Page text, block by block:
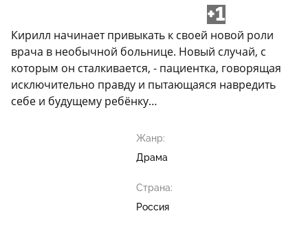
+1
Кирилл начинает привыкать к своей новой роли
врача в необычной больнице. Новый случай, с
которым он сталкивается, - пациентка, говорящая
исключительно правду и пытающаяся навредить
себе и будущему ребёнку…
Жанр:
Драма
Страна:
Россия